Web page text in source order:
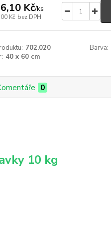
Kč/ks
Kč bez DPH
702.020 Barva:
40 x 60 cm
0
10 kg